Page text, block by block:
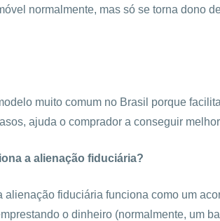
normalmente, mas só se torna dono
muito comum no Brasil porque
ajuda o comprador a conseguir
a alienação fiduciária?
alienação fiduciária funciona como um
o dinheiro (normalmente, um